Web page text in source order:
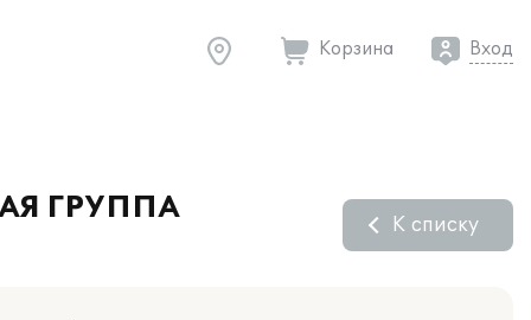
Корзина Вход
ГРУППА
К списку